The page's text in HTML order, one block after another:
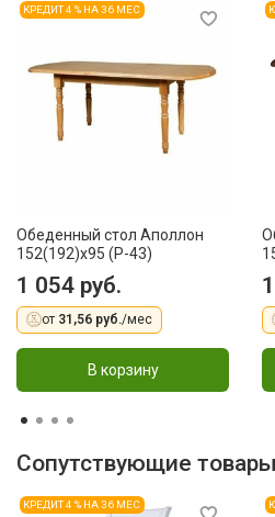
КРЕДИТ 4 % НА 36 МЕС
Обеденный стол Аполлон
152(192)x95 (Р-43)
1 054 руб.
от 31,56 руб./мес
В корзину
Сопутствующие товары
КРЕДИТ 4 % НА 36 МЕС